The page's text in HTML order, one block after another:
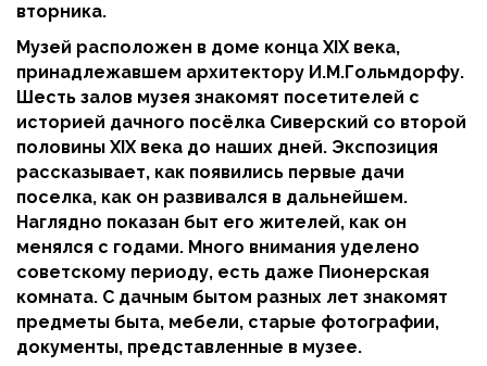
вторника.
Музей расположен в доме конца XIX века,
принадлежавшем архитектору И.М.Гольмдорфу.
Шесть залов музея знакомят посетителей с
историей дачного посёлка Сиверский со второй
половины XIX века до наших дней. Экспозиция
рассказывает, как появились первые дачи
поселка, как он развивался в дальнейшем.
Наглядно показан быт его жителей, как он
менялся с годами. Много внимания уделено
советскому периоду, есть даже Пионерская
комната. С дачным бытом разных лет знакомят
предметы быта, мебели, старые фотографии,
документы, представленные в музее.